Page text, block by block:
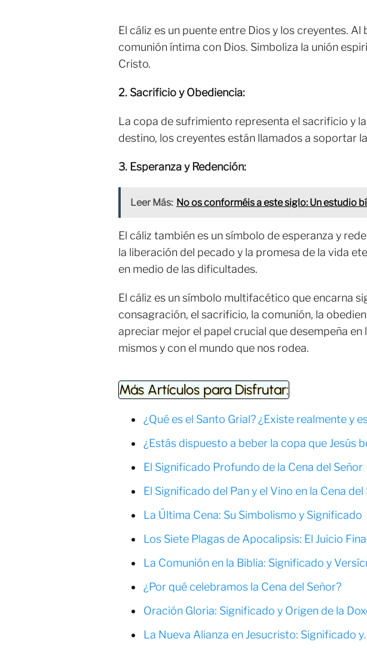
El cáliz es un puente entre Dios y los creyentes.
comunión íntima con Dios. Simboliza la unión
Cristo.
2. Sacrificio y Obediencia:
La copa de sufrimiento representa el sacrificio y
destino, los creyentes están llamados a soportar
3. Esperanza y Redención:
Leer Más: No os conforméis a este siglo: Un estudio
El cáliz también es un símbolo de esperanza y
la liberación del pecado y la promesa de la vida
en medio de las dificultades.
El cáliz es un símbolo multifacético que encarna
consagración, el sacrificio, la comunión, la
apreciar mejor el papel crucial que desempeña
mismos y con el mundo que nos rodea.
Más Artículos para Disfrutar:
¿Qué es el Santo Grial? ¿Existe realmente y
¿Estás dispuesto a beber la copa que Jesús
El Significado Profundo de la Cena del Señor
El Significado del Pan y el Vino en la Cena del
La Última Cena: Su Simbolismo y Significado
Los Siete Plagas de Apocalipsis: El Juicio
La Comunión en la Biblia: Significado y
¿Por qué celebramos la Cena del Señor?
Oración Gloria: Significado y Origen de la
La Nueva Alianza en Jesucristo: Significado